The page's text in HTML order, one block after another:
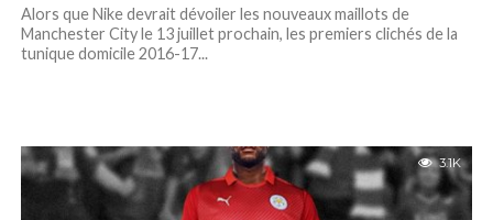
Alors que Nike devrait dévoiler les nouveaux maillots de
Manchester City le 13 juillet prochain, les premiers clichés de la
tunique domicile 2016-17...
3.1K